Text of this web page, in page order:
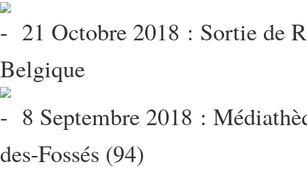
21 Octobre 2018 : Sortie de
Belgique
8 Septembre 2018 :
des-Fossés (94)